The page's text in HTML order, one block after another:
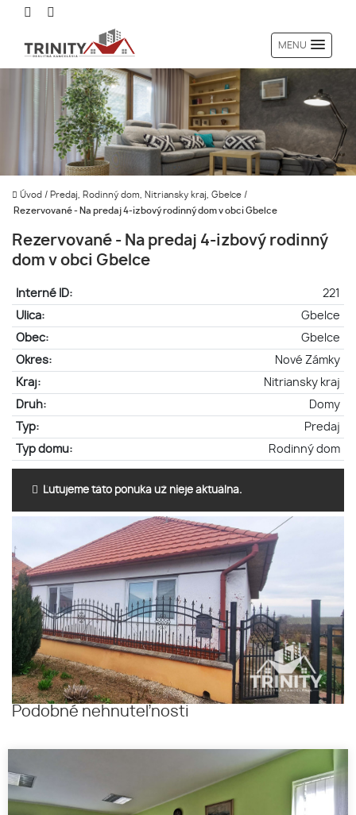
MENU
Úvod / Predaj, Rodinný dom, Nitriansky kraj, Gbelce /
Rezervované - Na predaj 4-izbový rodinný dom v obci Gbelce
Rezervované - Na predaj 4-izbový rodinný
dom v obci Gbelce
Interné ID:
221
Ulica:
Gbelce
Obec:
Gbelce
Okres:
Nové Zámky
Kraj:
Nitriansky kraj
Druh:
Domy
Typ:
Predaj
Typ domu:
Rodinný dom
Ľutujeme táto ponuka už nieje aktuálna.
Podobné nehnuteľnosti